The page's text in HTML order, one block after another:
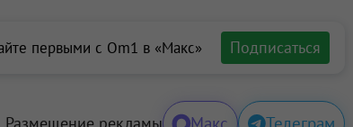
первыми с Om1 в «Макс» Подписаться